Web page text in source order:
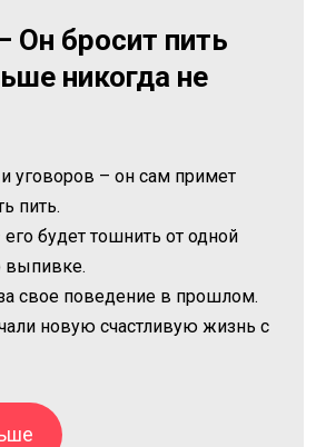
Он бросит пить
никогда не
и уговоров – он сам примет
пить.
будет тошнить от одной
выпивке.
за свое поведение в прошлом.
новую счастливую жизнь с